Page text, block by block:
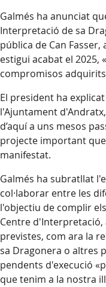
Galmés ha anunciat
Interpretació de sa
pública de Can
estigui acabat el
compromisos
El president ha
l'Ajuntament
d’aquí a uns mesos
projecte important
manifestat.
Galmés ha subratllat
col·laborar entre les
l'objectiu de complir
Centre d'Interpretació,
previstes, com ara la
sa Dragonera o altres
pendents d'execució
que tenim a la nostra